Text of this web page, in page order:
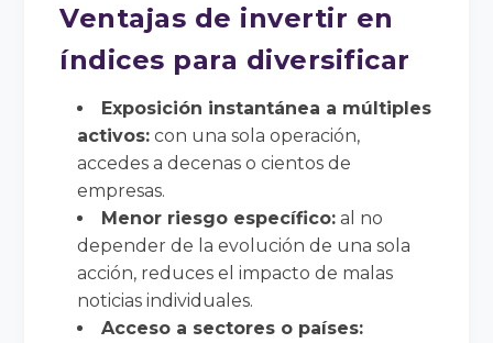
Ventajas de invertir en
índices para diversificar
Exposición instantánea a múltiples
activos: con una sola operación,
accedes a decenas o cientos de
empresas.
Menor riesgo específico: al no
depender de la evolución de una sola
acción, reduces el impacto de malas
noticias individuales.
Acceso a sectores o países: